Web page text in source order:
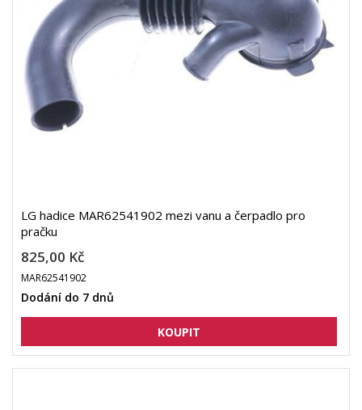
LG hadice MAR62541902 mezi vanu a čerpadlo pro
pračku
825,00 Kč
MAR62541902
Dodání do 7 dnů